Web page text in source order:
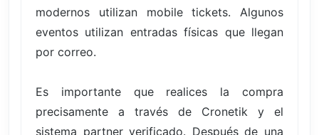
modernos utilizan mobile tickets. Algunos
eventos utilizan entradas físicas que llegan
por correo.
Es importante que realices la compra
precisamente a través de Cronetik y el
sistema partner verificado. Después de una